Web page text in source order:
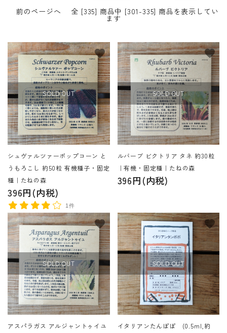
前のページへ
全 [335] 商品中 [301-335] 商品を表示してい
ます
SOLD OUT
シュヴァルツァーポップコーン と
うもろこし 約50粒 有機種子・固定
種｜たねの森
396円(内税)
1件
favorite
SOLD OUT
ルバーブ ビクトリア タネ 約30粒
｜有機・固定種｜たねの森
396円(内税)
favorite
SOLD OUT
アスパラガス アルジャントゥイユ
favorite
SOLD OUT
イタリアンたんぽぽ (0.5ml,約
favorite